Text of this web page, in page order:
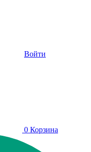
Войти
0 Корзина